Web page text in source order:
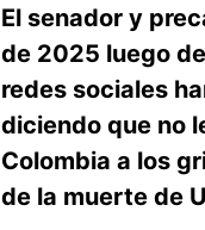
El senador y
de 2025 luego
redes sociales
diciendo que no
Colombia a los
de la muerte de